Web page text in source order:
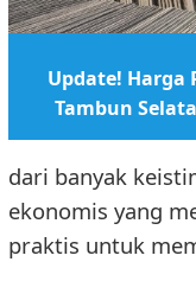
Update! Harga
Tambun
dari banyak
ekonomis yang
praktis untuk